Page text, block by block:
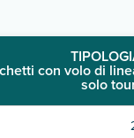
con volo di
solo